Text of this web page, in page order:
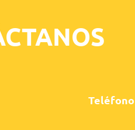
Teléfono